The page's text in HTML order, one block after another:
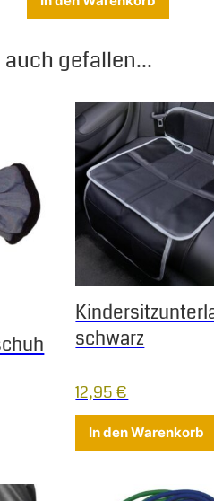
gefallen...
schwarz
12,95€
In den Warenkorb